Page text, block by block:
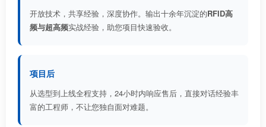
开放技术，共享经验，深度协作。输出十余年沉淀的RFID高
频与超高频实战经验，助您项目快速验收。
项目后
从选型到上线全程支持，24小时内响应售后，直接对话经验丰
富的工程师，不让您独自面对难题。